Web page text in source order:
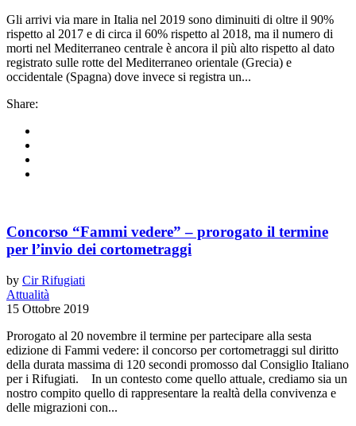
Gli arrivi via mare in Italia nel 2019 sono diminuiti di oltre il 90%
rispetto al 2017 e di circa il 60% rispetto al 2018, ma il numero di
morti nel Mediterraneo centrale è ancora il più alto rispetto al dato
registrato sulle rotte del Mediterraneo orientale (Grecia) e
occidentale (Spagna) dove invece si registra un...
Share:
Concorso “Fammi vedere” – prorogato il termine
per l’invio dei cortometraggi
by Cir Rifugiati
Attualità
15 Ottobre 2019
Prorogato al 20 novembre il termine per partecipare alla sesta
edizione di Fammi vedere: il concorso per cortometraggi sul diritto
della durata massima di 120 secondi promosso dal Consiglio Italiano
per i Rifugiati. In un contesto come quello attuale, crediamo sia un
nostro compito quello di rappresentare la realtà della convivenza e
delle migrazioni con...